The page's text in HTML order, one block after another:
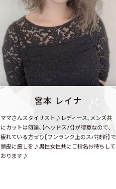
宮本 レイナ
ママさんスタイリスト♪レディース、メンズ共
にカットは勿論、【ヘッドスパ】が得意なので、
疲れている方ぜひ【ワンランク上のスパ技術】で
頭皮に癒しを♪男性女性共にご指名お待ちして
おります♪